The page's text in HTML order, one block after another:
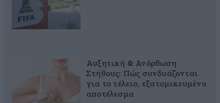
Αυξητική & Ανόρθωση
Στήθους: Πώς συνδυάζονται
για το τέλειο, εξατομικευμένο
αποτέλεσμα